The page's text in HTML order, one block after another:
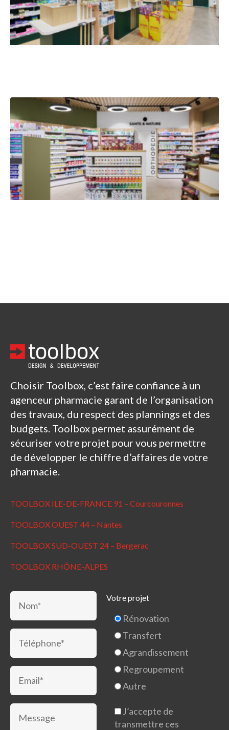
Choisir Toolbox, c’est faire confiance à un
agenceur pharmacie garant de l’organisation
des travaux, du respect des plannings et des
budgets. Toolbox permet assurément de
sécuriser votre projet pour vous permettre
de développer le chiffre d’affaires de votre
pharmacie.
TOOLBOX ILE-DE-FRANCE 91 – Courcouronnes
TOOLBOX OUEST 44 – Nantes
TOOLBOX SUD-OUEST 24 – Bergerac
TOOLBOX RHÔNE-ALPES
Votre projet
Rénovation
Transfert
Agrandissement
Regroupement
Autre
J’accepte de
transmettre ces